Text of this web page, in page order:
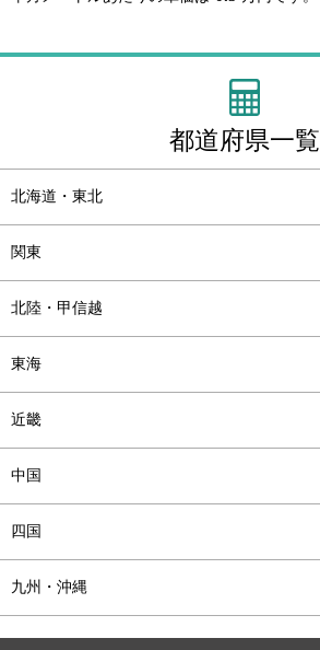
都道府県一覧
北海道・東北
関東
北陸・甲信越
東海
近畿
中国
四国
九州・沖縄